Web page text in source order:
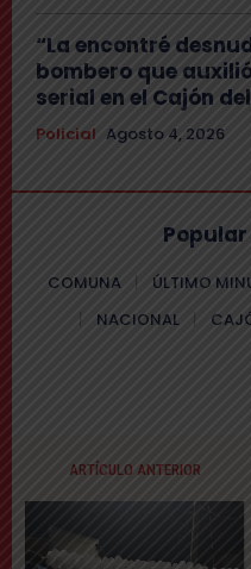
“La encontré
bombero que
serial en el Cajón
Policial Agosto 4, 2026
COMUNA ÚLTIMO
NACIONAL
ARTÍCULO ANTERIOR